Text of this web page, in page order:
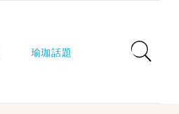
瑜珈話題